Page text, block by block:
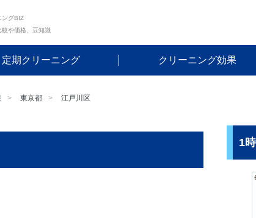
ングBIZ
や価格、豆知識
定期クリーニング クリーニング効果
東京都 江戸川区
1